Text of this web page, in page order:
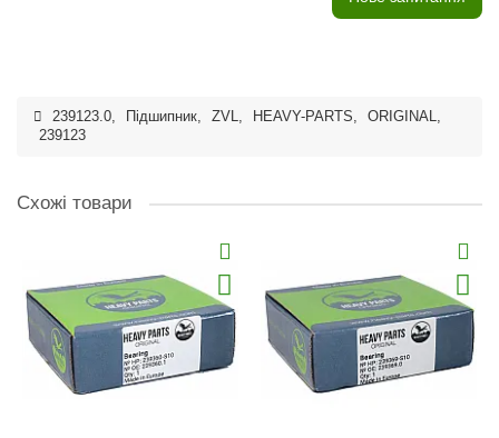
239123.0, Підшипник, ZVL, HEAVY-PARTS, ORIGINAL,
239123
Схожі товари